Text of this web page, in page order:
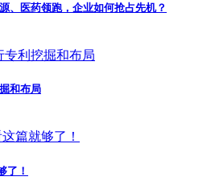
、医药领跑，企业如何抢占先机？
和布局
了！